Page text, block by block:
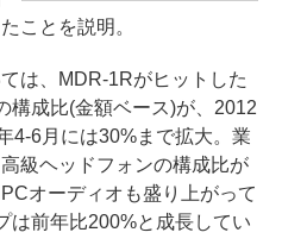
ことを説明。
は、MDR-1Rがヒットした
構成比(金額ベース)が、2012
4-6月には30%まで拡大。業
級ヘッドフォンの構成比が
オーディオも盛り上がって
は前年比200%と成長してい